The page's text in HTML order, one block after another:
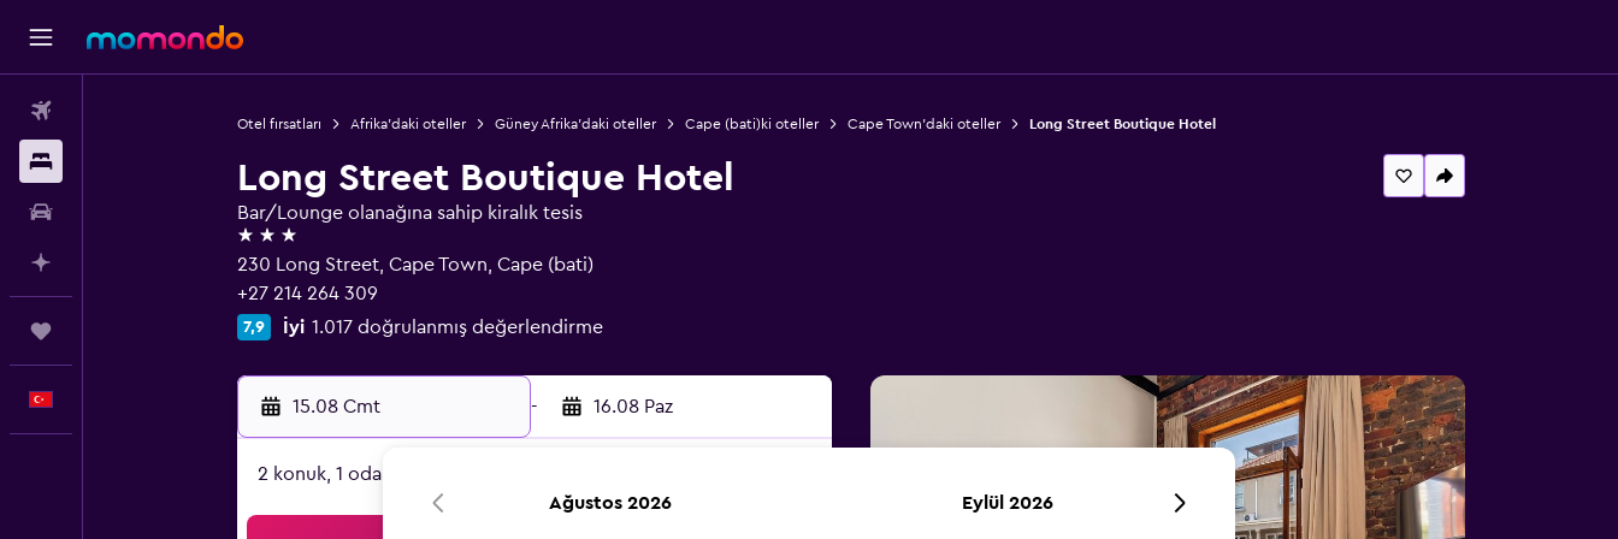
Otel fırsatları Afrika'daki oteller Güney Afrika'daki oteller Cape (bati)ki oteller Cape Town'daki oteller Long Street Boutique Hotel
Long Street Boutique Hotel
Bar/Lounge olanağına sahip kiralık tesis
3 yıldız
230 Long Street, Cape Town, Cape (bati)
+27 214 264 309
7,9 İyi 1.017 doğrulanmış değerlendirme
15.08 Cmt - 16.08 Paz
2 konuk, 1 oda
Ağustos 2026 Eylül 2026